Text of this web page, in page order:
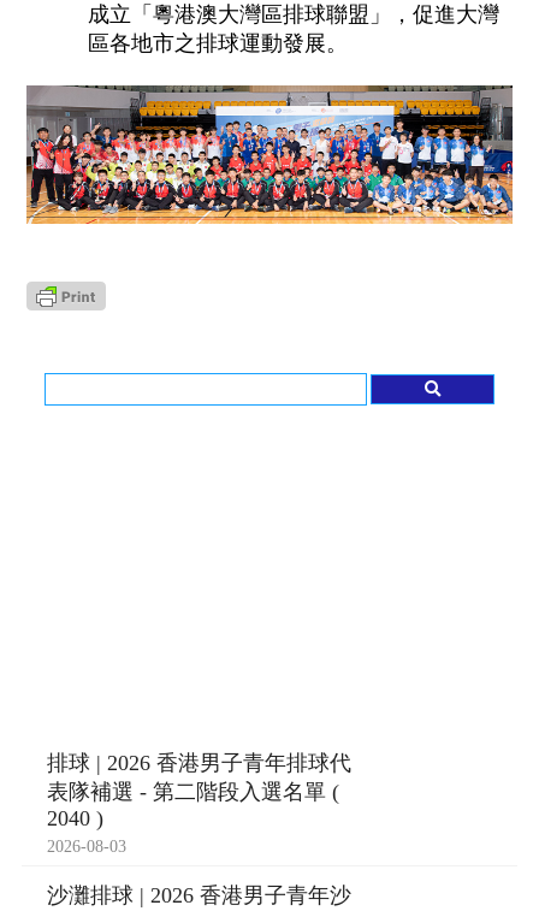
成立「粵港澳大灣區排球聯盟」，促進大灣
區各地市之排球運動發展。
排球 | 2026 香港男子青年排球代
表隊補選 - 第二階段入選名單 (
2040 )
2026-08-03
沙灘排球 | 2026 香港男子青年沙